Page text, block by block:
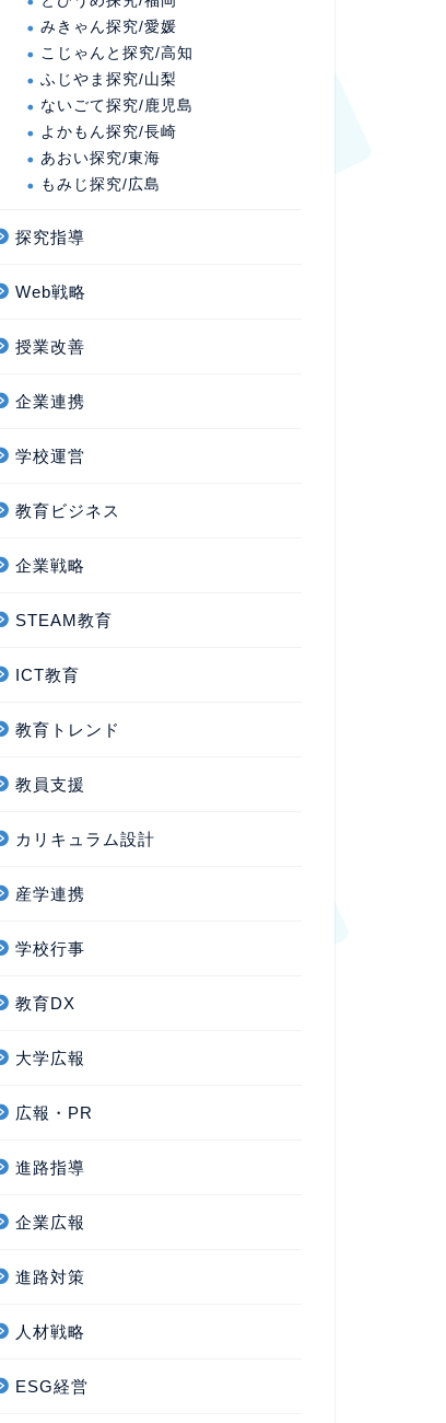
みきゃん探究/愛媛
こじゃんと探究/高知
ふじやま探究/山梨
ないごて探究/鹿児島
よかもん探究/長崎
あおい探究/東海
もみじ探究/広島
探究指導
Web戦略
授業改善
企業連携
学校運営
教育ビジネス
企業戦略
STEAM教育
ICT教育
教育トレンド
教員支援
カリキュラム設計
産学連携
学校行事
教育DX
大学広報
広報・PR
進路指導
企業広報
進路対策
人材戦略
ESG経営